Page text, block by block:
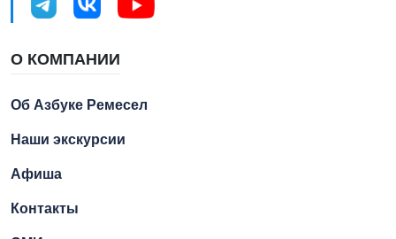
О КОМПАНИИ
Об Азбуке Ремесел
Наши экскурсии
Афиша
Контакты